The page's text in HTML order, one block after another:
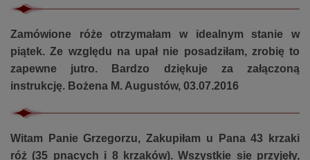
Zamówione róże otrzymałam w idealnym stanie w
piątek. Ze względu na upał nie posadziłam, zrobię to
zapewne jutro. Bardzo dziękuje za załączoną
instrukcję. Bożena M. Augustów, 03.07.2016
Witam Panie Grzegorzu, Zakupiłam u Pana 43 krzaki
róż (35 pnących i 8 krzaków). Wszystkie się przyjęły,